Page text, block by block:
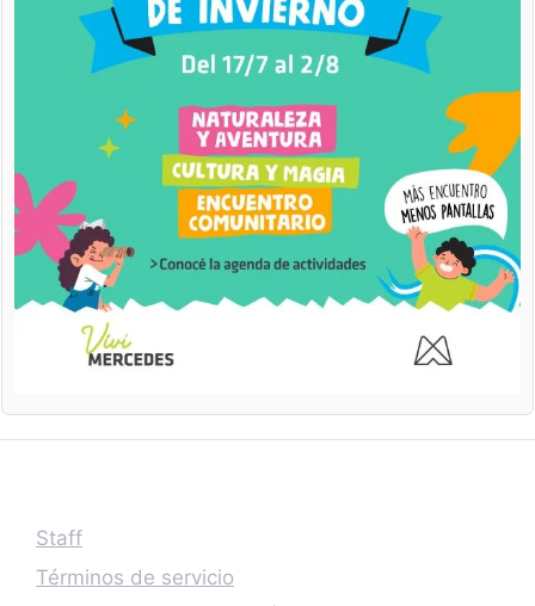
Staff
Términos de servicio